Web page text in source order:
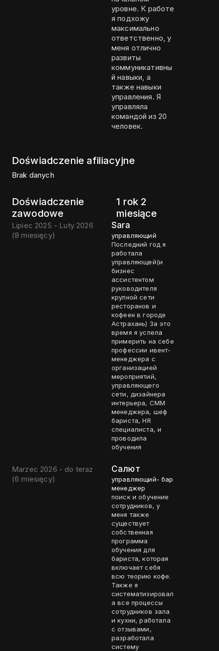
уровне. К работе
я подхожу
максимально
ответственно, у
меня отлично
развиты
коммуникативны
й навыки, а
также навыки
управления. Я
управляла
командой из 20
человек.
Doświadczenie afiliacyjne
Brak danych
Doświadczenie
zawodowe
1 rok 2
miesiące
Lipiec 2025 - Luty 2026
(8 miesięcy)
Sara
управляющий
Последний год я
работала
управляющей(и
бизнес
ассистентом
руководителя
крупной сети
ресторанов и
кофеен в городе
Астрахань) За это
время я успела
примерить на себе
профессии ивент-
менеджера с
организацией
мероприятий,
управляющего
сети, дизайнера
интерьера, СММ
менеджера, шеф
бариста, HR
специалиста, и
проводила
обучения
Marzec 2026 - do teraz
(6 miesięcy)
Салют
управляющий- бар
менеджер
поиск и обучение
сотрудников, у
меня также
существует
собственная
программа
обучения для
бариста, которая
включает себя
всю теорию кофе.
Также я
систематизировал
а все процессы
сотрудников зала
и кухни, работала
с отзывами,
разработала
систему